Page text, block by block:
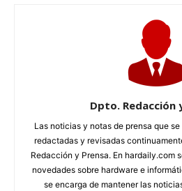
Dpto. Redacción
Las noticias y notas de prensa que
redactadas y revisadas
Redacción y Prensa. En hardaily.com
novedades sobre hardware e
se encarga de mantener las